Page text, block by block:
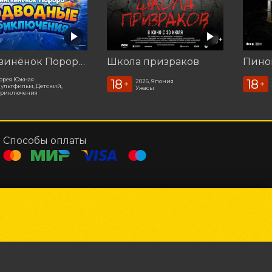
Пингвинёнок Пороро. Подводные приключения
Южная
Детский,
Школа призраков
18 +
2026, Япония
Ужасы
18 +
Способы оплаты